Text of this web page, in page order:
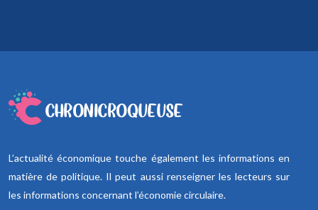
L’actualité économique touche également les informations en
matière de politique. Il peut aussi renseigner les lecteurs sur
les informations concernant l’économie circulaire.